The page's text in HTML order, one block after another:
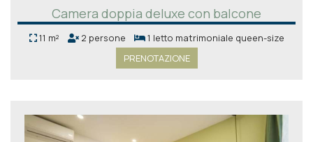
Camera doppia deluxe con balcone
11 m² 2 persone
1 letto matrimoniale queen-size
PRENOTAZIONE